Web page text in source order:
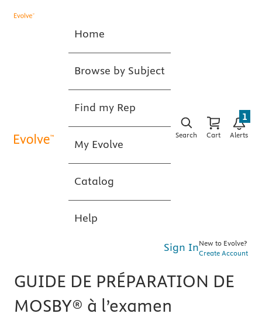
Home
Browse by Subject
Find my Rep
My Evolve
Catalog
Help
Search Cart Alerts
1
Sign InNew to Evolve?
Create Account
GUIDE DE PRÉPARATION DE
MOSBY® à l’examen